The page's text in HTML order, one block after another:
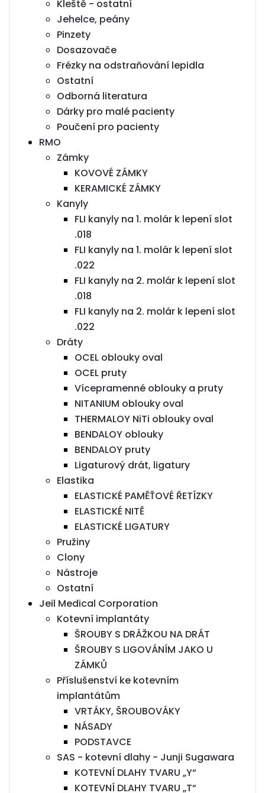
Kleště - ostatní
Jehelce, peány
Pinzety
Dosazovače
Frézky na odstraňování lepidla
Ostatní
Odborná literatura
Dárky pro malé pacienty
Poučení pro pacienty
RMO
Zámky
KOVOVÉ ZÁMKY
KERAMICKÉ ZÁMKY
Kanyly
FLI kanyly na 1. molár k lepení slot
.018
FLI kanyly na 1. molár k lepení slot
.022
FLI kanyly na 2. molár k lepení slot
.018
FLI kanyly na 2. molár k lepení slot
.022
Dráty
OCEL oblouky oval
OCEL pruty
Vícepramenné oblouky a pruty
NITANIUM oblouky oval
THERMALOY NiTi oblouky oval
BENDALOY oblouky
BENDALOY pruty
Ligaturový drát, ligatury
Elastika
ELASTICKÉ PAMĚŤOVÉ ŘETÍZKY
ELASTICKÉ NITĚ
ELASTICKÉ LIGATURY
Pružiny
Clony
Nástroje
Ostatní
Jeil Medical Corporation
Kotevní implantáty
ŠROUBY S DRÁŽKOU NA DRÁT
ŠROUBY S LIGOVÁNÍM JAKO U
ZÁMKŮ
Příslušenství ke kotevním
implantátům
VRTÁKY, ŠROUBOVÁKY
NÁSADY
PODSTAVCE
SAS - kotevní dlahy - Junji Sugawara
KOTEVNÍ DLAHY TVARU „Y“
KOTEVNÍ DLAHY TVARU „T“